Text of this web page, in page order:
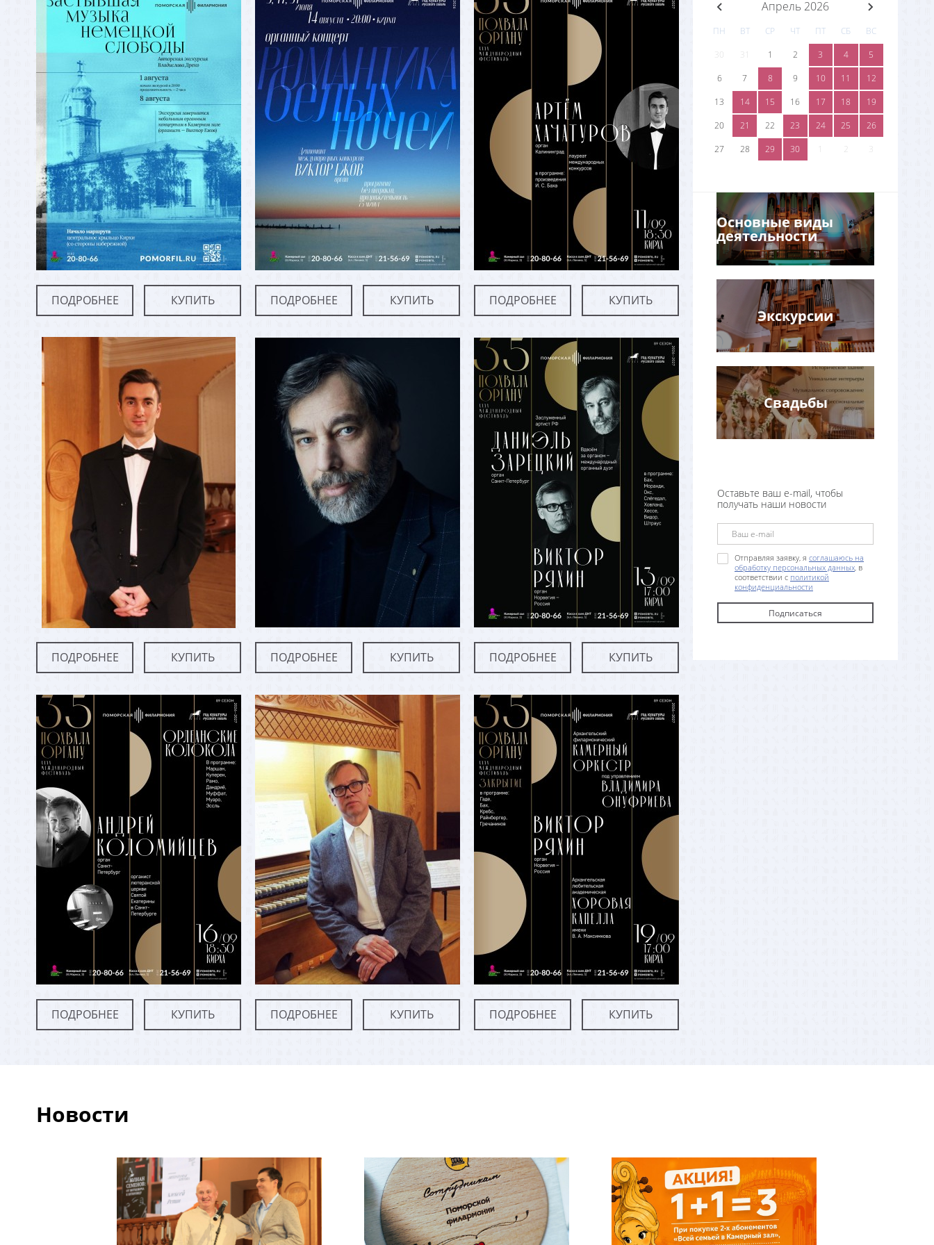
ПОДРОБНЕЕ КУПИТЬ ПОДРОБНЕЕ КУПИТЬ ПОДРОБНЕЕ КУПИТЬ
ПОДРОБНЕЕ КУПИТЬ ПОДРОБНЕЕ КУПИТЬ ПОДРОБНЕЕ КУПИТЬ
ПОДРОБНЕЕ КУПИТЬ ПОДРОБНЕЕ КУПИТЬ ПОДРОБНЕЕ КУПИТЬ
Апрель 2026
ПН ВТ СР ЧТ ПТ СБ
ВС
31 1 2 3 4
5
6
7 8 9 10 11
12
13
14 15 16 17 18
19
20
21 22 23 24 25
26
27
28 29 30 1 2
Основные виды
деятельности
Экскурсии
Свадьбы
Оставьте ваш e-mail, чтобы
получать наши новости
Отправляя заявку, я соглашаюсь на
обработку персональных данных, в
соответствии с политикой
конфиденциальности
Новости